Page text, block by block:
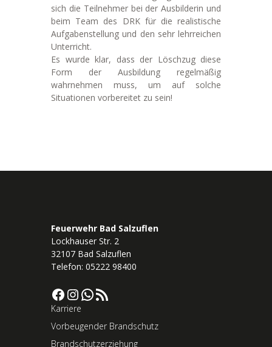
sich die Teilnehmer bei der Ausbilderin und
beim Team des DRK für die realistische
Aufgabenstellung und den sehr lehrreichen
Unterricht.
Es wurde klar, dass der Löschzug diese
Form der Ausbildung regelmäßig
wahrnehmen muss, um auf solche
Situationen vorbereitet zu sein!
Feuerwehr Bad Salzuflen
Lockhauser Str. 2
32107 Bad Salzuflen
Telefon: 05222 98400
Facebook InstagramWhatsApp RSS-Feed
Karriere
Vorbeugender Brandschutz
Brandschutzerziehung